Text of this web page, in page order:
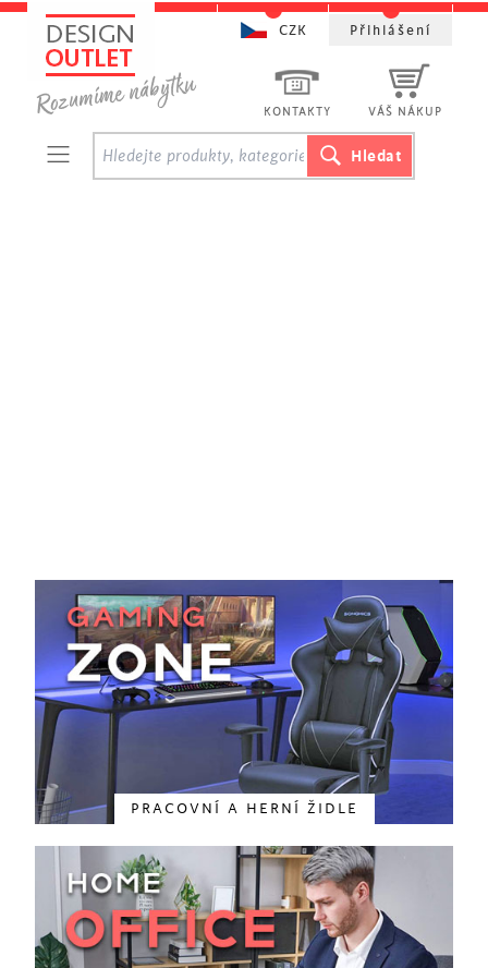
PRACOVNÍ A HERNÍ ŽIDLE
KONTAKTY VÁŠ NÁKUP
CZK Přihlášení